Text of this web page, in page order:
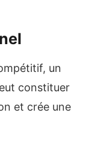
un
constituer
et crée une